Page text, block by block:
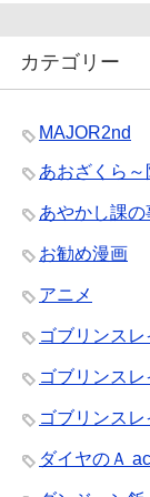
カテゴリー
MAJOR2nd
あおざくら
あやかし課の
お勧め漫画
アニメ
ゴブリンスレ
ゴブリンス
ゴブリンス
ダイヤのＡ